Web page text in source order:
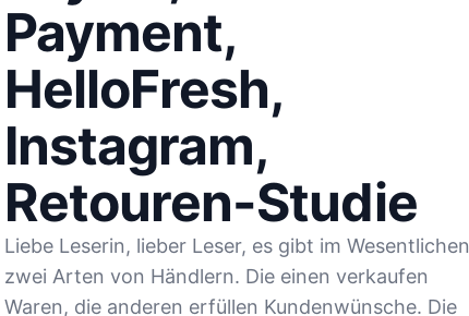
Payment,
HelloFresh,
Instagram,
Retouren-Studie
Liebe Leserin, lieber Leser, es gibt im Wesentlichen
zwei Arten von Händlern. Die einen verkaufen
Waren, die anderen erfüllen Kundenwünsche. Die